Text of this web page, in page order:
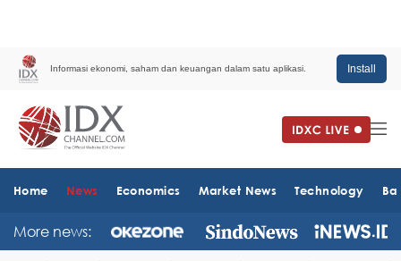
Informasi ekonomi, saham dan keuangan dalam satu aplikasi. Install
Home News Economics Market News Technology
More news: